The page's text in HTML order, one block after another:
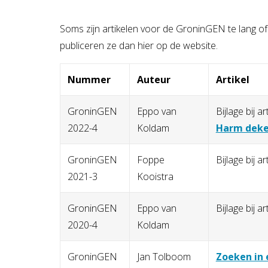
Soms zijn artikelen voor de GroninGEN te lang
publiceren ze dan hier op de website.
Nummer Auteur Artikel
GroninGEN
2022-4
Eppo van
Koldam
Bijlage bij
Harm
GroninGEN
2021-3
Foppe
Kooistra
Bijlage bij
GroninGEN
2020-4
Eppo van
Koldam
Bijlage bij
GroninGEN
Jan Tolboom Zoeken